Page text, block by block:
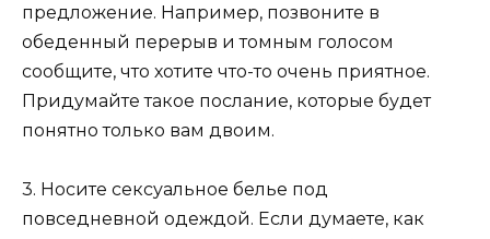
предложение. Например, позвоните в
обеденный перерыв и томным голосом
сообщите, что хотите что-то очень приятное.
Придумайте такое послание, которые будет
понятно только вам двоим.
3. Носите сексуальное белье под
повседневной одеждой. Если думаете, как